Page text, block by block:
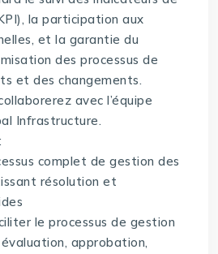
la participation aux
et la garantie du
des processus de
et des changements.
avec l’équipe
Infrastructure.
complet de gestion des
résolution et
le processus de gestion
approbation,